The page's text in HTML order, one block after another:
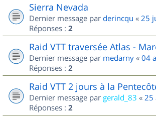
Sierra Nevada
Dernier message par derincqu « 25
Réponses : 2
Raid VTT traversée Atlas -
Dernier message par medarny « 04
Réponses : 2
Raid VTT 2 jours à la
Dernier message par gerald_83 « 25
Réponses : 2